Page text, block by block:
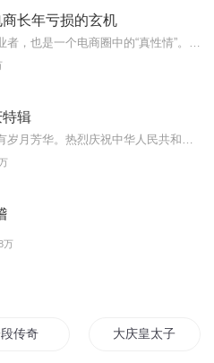
长年亏损的玄机
辑
万
传奇 大庆皇太子